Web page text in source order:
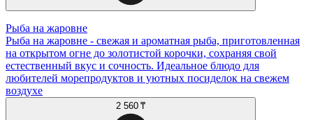
Рыба на жаровне
Рыба на жаровне - свежая и ароматная рыба, приготовленная
на открытом огне до золотистой корочки, сохраняя свой
естественный вкус и сочность. Идеальное блюдо для
любителей морепродуктов и уютных посиделок на свежем
воздухе
2 560 ₸